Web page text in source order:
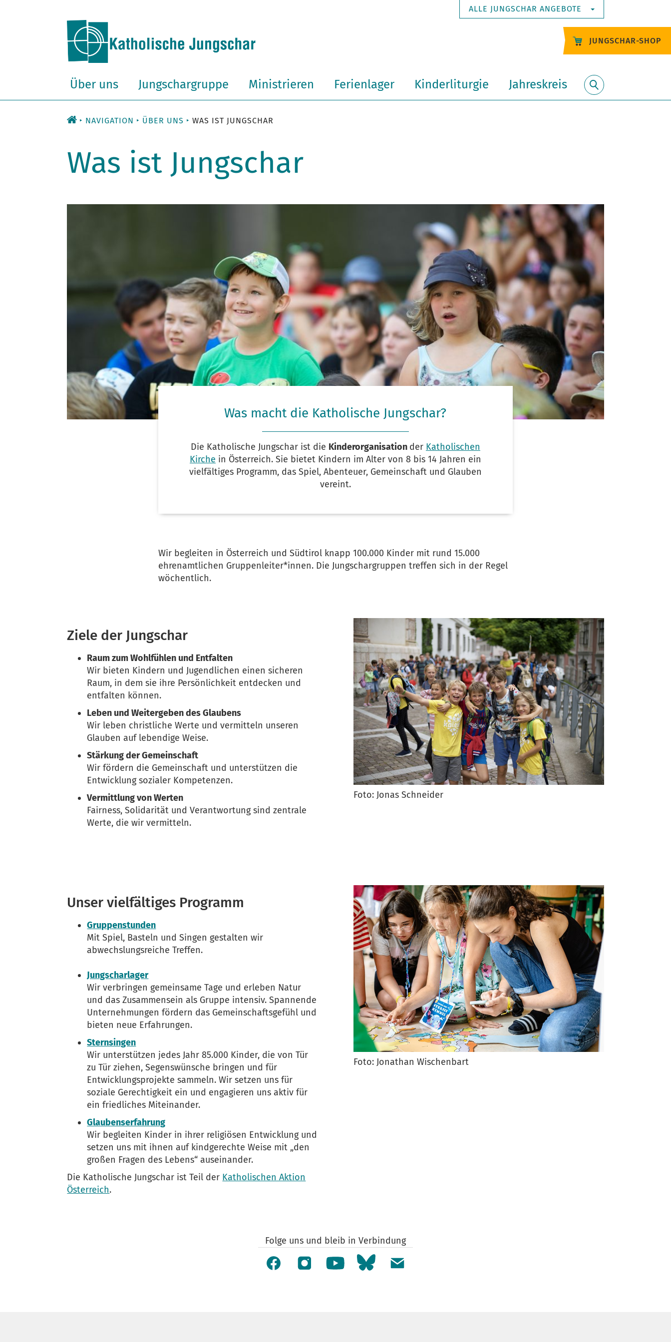
JUNGSCHAR-SHOP
ALLE JUNGSCHAR ANGEBOTE
Über uns Jungschargruppe Ministrieren Ferienlager Kinderliturgie Jahreskreis
NAVIGATION ÜBER UNS WAS IST JUNGSCHAR
Was ist Jungschar
Kindergruppe KJSÖ
Was macht die Katholische Jungschar?
Die Katholische Jungschar ist die Kinderorganisation der Katholischen
Kirche in Österreich. Sie bietet Kindern im Alter von 8 bis 14 Jahren ein
vielfältiges Programm, das Spiel, Abenteuer, Gemeinschaft und Glauben
vereint.
Wir begleiten in Österreich und Südtirol knapp 100.000 Kinder mit rund 15.000
ehrenamtlichen Gruppenleiter*innen. Die Jungschargruppen treffen sich in der Regel
wöchentlich.
Ziele der Jungschar
Raum zum Wohlfühlen und Entfalten
Wir bieten Kindern und Jugendlichen einen sicheren
Raum, in dem sie ihre Persönlichkeit entdecken und
entfalten können.
Leben und Weitergeben des Glaubens
Wir leben christliche Werte und vermitteln unseren
Glauben auf lebendige Weise.
Stärkung der Gemeinschaft
Wir fördern die Gemeinschaft und unterstützen die
Entwicklung sozialer Kompetenzen.
Vermittlung von Werten
Fairness, Solidarität und Verantwortung sind zentrale
Werte, die wir vermitteln.
Foto: Jonas Schneider
Unser vielfältiges Programm
Gruppenstunden
Mit Spiel, Basteln und Singen gestalten wir
abwechslungsreiche Treffen.
Jungscharlager
Wir verbringen gemeinsame Tage und erleben Natur
und das Zusammensein als Gruppe intensiv. Spannende
Unternehmungen fördern das Gemeinschaftsgefühl und
bieten neue Erfahrungen.
Sternsingen
Wir unterstützen jedes Jahr 85.000 Kinder, die von Tür
zu Tür ziehen, Segenswünsche bringen und für
Entwicklungsprojekte sammeln. Wir setzen uns für
soziale Gerechtigkeit ein und engagieren uns aktiv für
ein friedliches Miteinander.
Glaubenserfahrung
Wir begleiten Kinder in ihrer religiösen Entwicklung und
setzen uns mit ihnen auf kindgerechte Weise mit „den
großen Fragen des Lebens“ auseinander.
Die Katholische Jungschar ist Teil der Katholischen Aktion
Österreich.
Foto: Jonathan Wischenbart
Folge uns und bleib in Verbindung